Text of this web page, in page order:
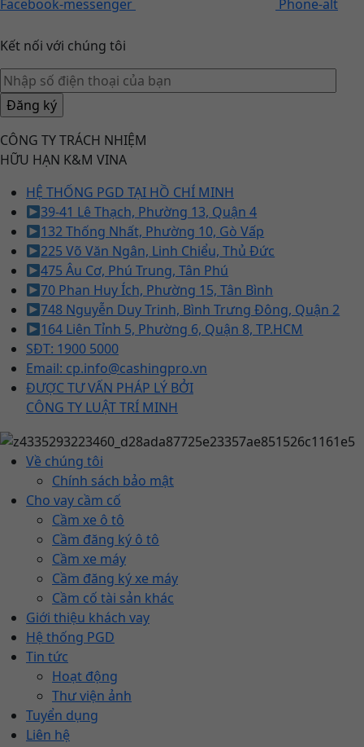
Facebook-messenger Phone-alt
Kết nối với chúng tôi
CÔNG TY TRÁCH NHIỆM
HỮU HẠN K&M VINA
HỆ THỐNG PGD TẠI HỒ CHÍ MINH
39-41 Lê Thạch, Phường 13, Quận 4
132 Thống Nhất, Phường 10, Gò Vấp
225 Võ Văn Ngân, Linh Chiểu, Thủ Đức
475 Âu Cơ, Phú Trung, Tân Phú
70 Phan Huy Ích, Phường 15, Tân Bình
748 Nguyễn Duy Trinh, Bình Trưng Đông, Quận 2
164 Liên Tỉnh 5, Phường 6, Quận 8, TP.HCM
SĐT: 1900 5000
Email: cp.info@cashingpro.vn
ĐƯỢC TƯ VẤN PHÁP LÝ BỞI
CÔNG TY LUẬT TRÍ MINH
Về chúng tôi
Chính sách bảo mật
Cho vay cầm cố
Cầm xe ô tô
Cầm đăng ký ô tô
Cầm xe máy
Cầm đăng ký xe máy
Cầm cố tài sản khác
Giới thiệu khách vay
Hệ thống PGD
Tin tức
Hoạt động
Thư viện ảnh
Tuyển dụng
Liên hệ